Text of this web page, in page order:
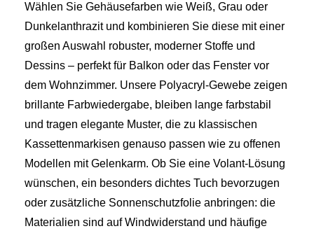
Wählen Sie Gehäusefarben wie Weiß, Grau oder
Dunkelanthrazit und kombinieren Sie diese mit einer
großen Auswahl robuster, moderner Stoffe und
Dessins – perfekt für Balkon oder das Fenster vor
dem Wohnzimmer. Unsere Polyacryl-Gewebe zeigen
brillante Farbwiedergabe, bleiben lange farbstabil
und tragen elegante Muster, die zu klassischen
Kassettenmarkisen genauso passen wie zu offenen
Modellen mit Gelenkarm. Ob Sie eine Volant-Lösung
wünschen, ein besonders dichtes Tuch bevorzugen
oder zusätzliche Sonnenschutzfolie anbringen: die
Materialien sind auf Windwiderstand und häufige